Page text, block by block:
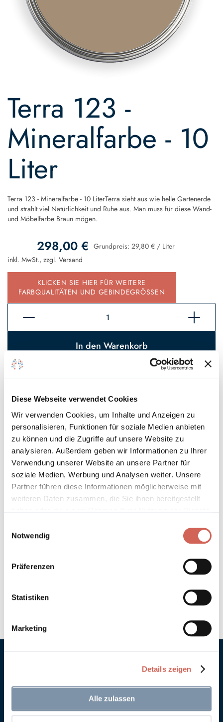
Diese Webseite verwendet Cookies
Wir verwenden Cookies, um Inhalte und Anzeigen zu
personalisieren, Funktionen für soziale Medien anbieten
zu können und die Zugriffe auf unsere Website zu
analysieren. Außerdem geben wir Informationen zu Ihrer
Verwendung unserer Website an unsere Partner für
soziale Medien, Werbung und Analysen weiter. Unsere
Partner führen diese Informationen möglicherweise mit
weiteren Daten zusammen, die Sie ihnen bereitgestellt
Notwendig
Präferenzen
Statistiken
Marketing
Details zeigen
Alle zulassen
Terra 123 -
Mineralfarbe - 10
Liter
Terra 123 - Mineralfarbe - 10 LiterTerra sieht aus wie helle Gartenerde
und strahlt viel Natürlichkeit und Ruhe aus. Man muss für diese Wand-
und Möbelfarbe Braun mögen.
298,00 € Grundpreis: 29,80 € / Liter
inkl. MwSt., zzgl. Versand
KLICKEN SIE HIER FÜR WEITERE
FARBQUALITÄTEN UND GEBINDEGRÖSSEN
In den Warenkorb
Sofort verfügbar, Lieferzeit 2 - 5 Tage*
* Gilt für Lieferungen innerhalb Deutschlands, Lieferzeiten für andere
Länder entnehmen Sie bitte unserenVersandinformationen
Technische Details und Hinweise
Hinweis zur Grundierung
Umweltverträglichkeit
Technische Daten
Hinweis zur Farbtongenauigkeit
the
beginning
the
images
Anna von Mangoldt GmbH & Co. KG